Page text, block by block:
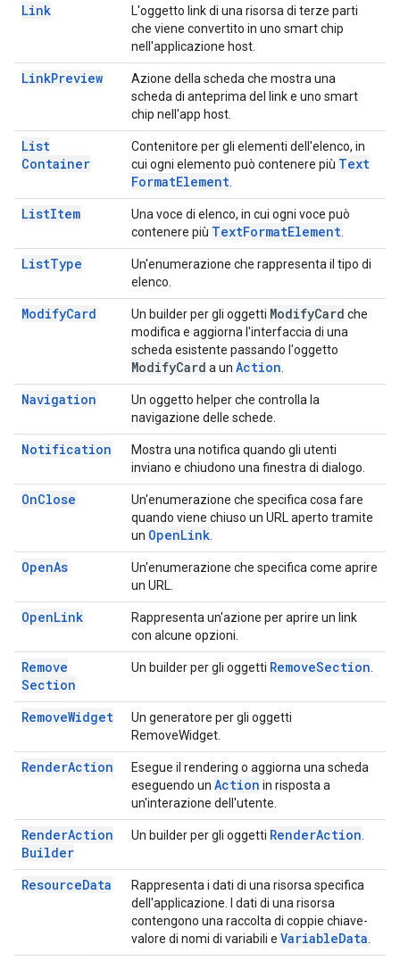
Link
L'oggetto link di una risorsa di terze parti
che viene convertito in uno smart chip
nell'applicazione host.
LinkPreview
Azione della scheda che mostra una
scheda di anteprima del link e uno smart
chip nell'app host.
List
Container
Contenitore per gli elementi dell'elenco, in
cui ogni elemento può contenere più Text
FormatElement
ListItem
Una voce di elenco, in cui ogni voce può
contenere più TextFormatElement
ListType
Un'enumerazione che rappresenta il tipo di
elenco.
ModifyCard Un builder per gli oggetti ModifyCard che
modifica e aggiorna l'interfaccia di una
scheda esistente passando l'oggetto
ModifyCard a un Action
Navigation
Un oggetto helper che controlla la
navigazione delle schede.
Notification
Mostra una notifica quando gli utenti
inviano e chiudono una finestra di dialogo.
OnClose
Un'enumerazione che specifica cosa fare
quando viene chiuso un URL aperto tramite
un OpenLink
OpenAs
Un'enumerazione che specifica come aprire
un URL.
OpenLink
Rappresenta un'azione per aprire un link
con alcune opzioni.
Remove
Section
Un builder per gli oggetti RemoveSection
RemoveWidget
Un generatore per gli oggetti
RemoveWidget.
RenderAction
Esegue il rendering o aggiorna una scheda
eseguendo un Action in risposta a
un'interazione dell'utente.
RenderAction
Builder
Un builder per gli oggetti RenderAction
ResourceData
Rappresenta i dati di una risorsa specifica
dell'applicazione. I dati di una risorsa
contengono una raccolta di coppie chiave-
valore di nomi di variabili e VariableData